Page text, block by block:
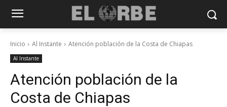
Inicio Al Instante Atención población de la Costa de Chiapas
Al Instante
Atención población de la
Costa de Chiapas